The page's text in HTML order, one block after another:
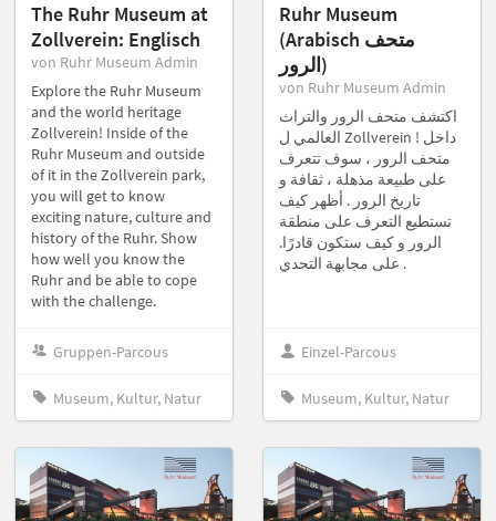
The Ruhr Museum at
Zollverein: Englisch
von Ruhr Museum Admin
Explore the Ruhr Museum
and the world heritage
Zollverein! Inside of the
Ruhr Museum and outside
of it in the Zollverein park,
you will get to know
exciting nature, culture and
history of the Ruhr. Show
how well you know the
Ruhr and be able to cope
with the challenge.
Gruppen-Parcous
Museum, Kultur, Natur
Ruhr Museum
(Arabisch متحف
الرور)
von Ruhr Museum Admin
اكتشف متحف الرور والتراث
العالمي ل Zollverein ! داخل
متحف الرور ، سوف تتعرف
على طبيعة مذهلة ، ثقافة و
تاريخ الرور . أظهر كيف
تستطيع التعرف على منطقة
الرور و كيف ستكون قادرًا.
على مجابهة التحدي .
Einzel-Parcous
Museum, Kultur, Natur